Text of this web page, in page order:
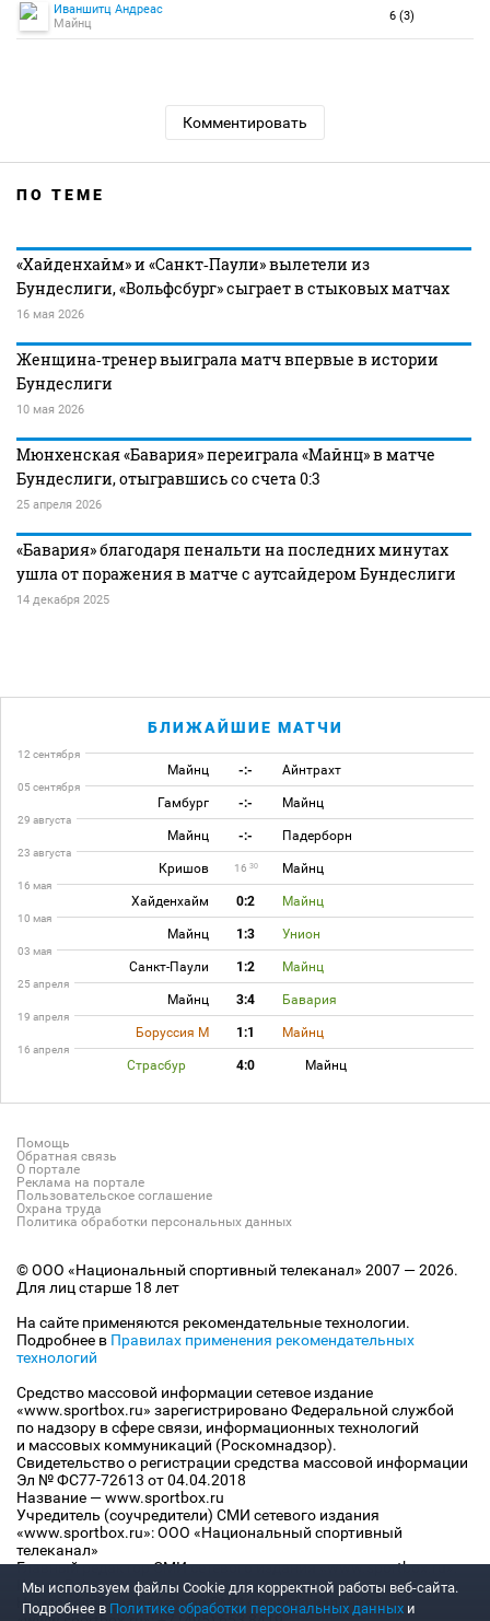
Иваншитц Андреас
Майнц
6 (3)
Комментировать
ПО ТЕМЕ
«Хайденхайм» и «Санкт‑Паули» вылетели из
Бундеслиги, «Вольфсбург» сыграет в стыковых матчах
16 мая 2026
Женщина‑тренер выиграла матч впервые в истории
Бундеслиги
10 мая 2026
Мюнхенская «Бавария» переиграла «Майнц» в матче
Бундеслиги, отыгравшись со счета 0:3
25 апреля 2026
«Бавария» благодаря пенальти на последних минутах
ушла от поражения в матче с аутсайдером Бундеслиги
14 декабря 2025
БЛИЖАЙШИЕ МАТЧИ
12 сентября
Майнц -:- Айнтрахт
05 сентября
Гамбург -:- Майнц
29 августа
Майнц -:- Падерборн
23 августа
Кришов 16 30 Майнц
16 мая
Хайденхайм 0:2 Майнц
10 мая
Майнц 1:3 Унион
03 мая
Санкт-Паули 1:2 Майнц
25 апреля
Майнц 3:4 Бавария
19 апреля
Боруссия М 1:1 Майнц
16 апреля
Страсбур 4:0 Майнц
Помощь
Обратная связь
О портале
Реклама на портале
Пользовательское соглашение
Охрана труда
Политика обработки персональных данных
© ООО «Национальный спортивный телеканал» 2007 — 2026.
Для лиц старше 18 лет
На сайте применяются рекомендательные технологии.
Подробнее в Правилах применения рекомендательных
технологий
Средство массовой информации сетевое издание
«www.sportbox.ru» зарегистрировано Федеральной службой
по надзору в сфере связи, информационных технологий
и массовых коммуникаций (Роскомнадзор).
Свидетельство о регистрации средства массовой информации
Эл № ФС77-72613 от 04.04.2018
Название — www.sportbox.ru
Учредитель (соучредители) СМИ сетевого издания
«www.sportbox.ru»: ООО «Национальный спортивный
телеканал»
Главный редактор СМИ сетевого издания «www.sportbox.ru»:
Конов В.А.
Номер телефона редакции СМИ сетевого издания
Мы используем файлы Сookie для корректной работы веб-сайта.
Подробнее в Политике обработки персональных данных и